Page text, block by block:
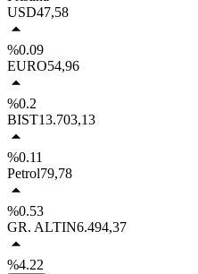
USD47,58
%0.09
EURO54,96
%0.2
BIST13.703,13
%0.11
Petrol79,78
%0.53
GR. ALTIN6.494,37
%4.22